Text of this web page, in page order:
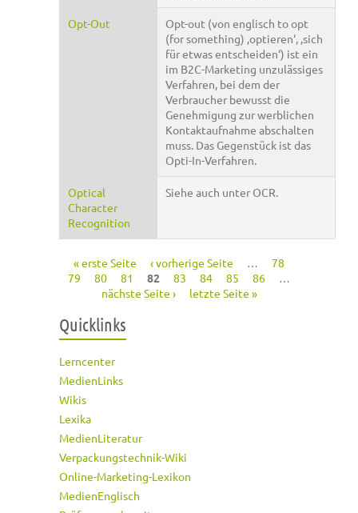
Opt-Out
Opt-out (von englisch to opt
(for something) ‚optieren‘, ‚sich
für etwas entscheiden‘) ist ein
im B2C-Marketing unzulässiges
Verfahren, bei dem der
Verbraucher bewusst die
Genehmigung zur werblichen
Kontaktaufnahme abschalten
muss. Das Gegenstück ist das
Opti-In-Verfahren.
Optical
Character
Recognition
Siehe auch unter OCR.
Seiten
« erste Seite ‹ vorherige Seite …
78
79
80 81 82 83 84 85 86
…
nächste Seite ›
letzte Seite »
Quicklinks
Lerncenter
MedienLinks
Wikis
Lexika
MedienLiteratur
Verpackungstechnik-Wiki
Online-Marketing-Lexikon
MedienEnglisch